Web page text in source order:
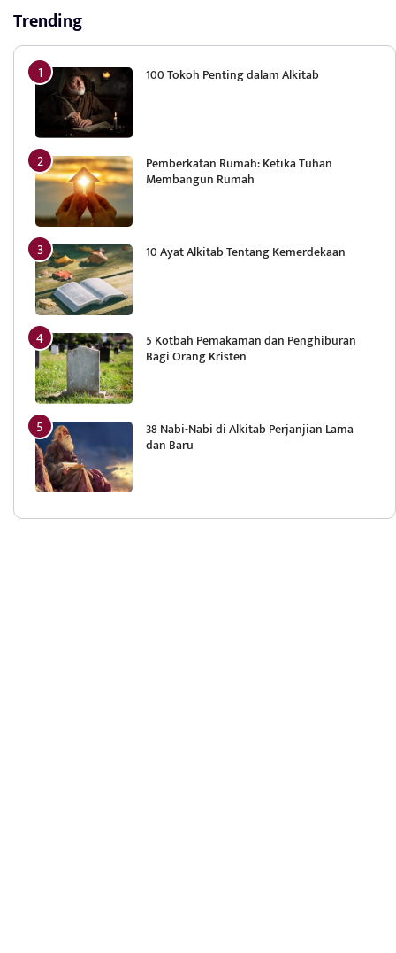
Trending
100 Tokoh Penting dalam Alkitab
Pemberkatan Rumah: Ketika Tuhan
Membangun Rumah
10 Ayat Alkitab Tentang Kemerdekaan
5 Kotbah Pemakaman dan Penghiburan
Bagi Orang Kristen
38 Nabi-Nabi di Alkitab Perjanjian Lama
dan Baru